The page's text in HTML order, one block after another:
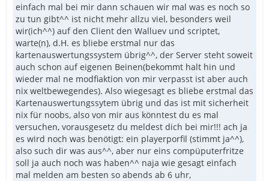
einfach mal bei mir dann schauen wir mal was es noch so
zu tun gibt^^ ist nicht mehr allzu viel, besonders weil
wir(ich^^) auf den Client den Walluev und scriptet,
warte(n), d.H. es bliebe erstmal nur das
kartenauswertungssystem übrig^^, der Server steht soweit
auch schon auf eigenen Beinen(bekommt halt hin und
wieder mal ne modfiaktion von mir verpasst ist aber auch
nix weltbewegendes). Also wiegesagt es bliebe erstmal das
Kartenauswertungssytem übrig und das ist mit sicherheit
nix für noobs, also von mir aus könntest du es mal
versuchen, vorausgesetz du meldest dich bei mir!!! ach ja
es wird noch was benötigt: ein playerporfil (stimmt ja^^),
also such dir was aus^^, aber nur eins compüputerfritze
soll ja auch noch was haben^^ naja wie gesagt einfach
mal melden am besten so abends ab 6 uhr,